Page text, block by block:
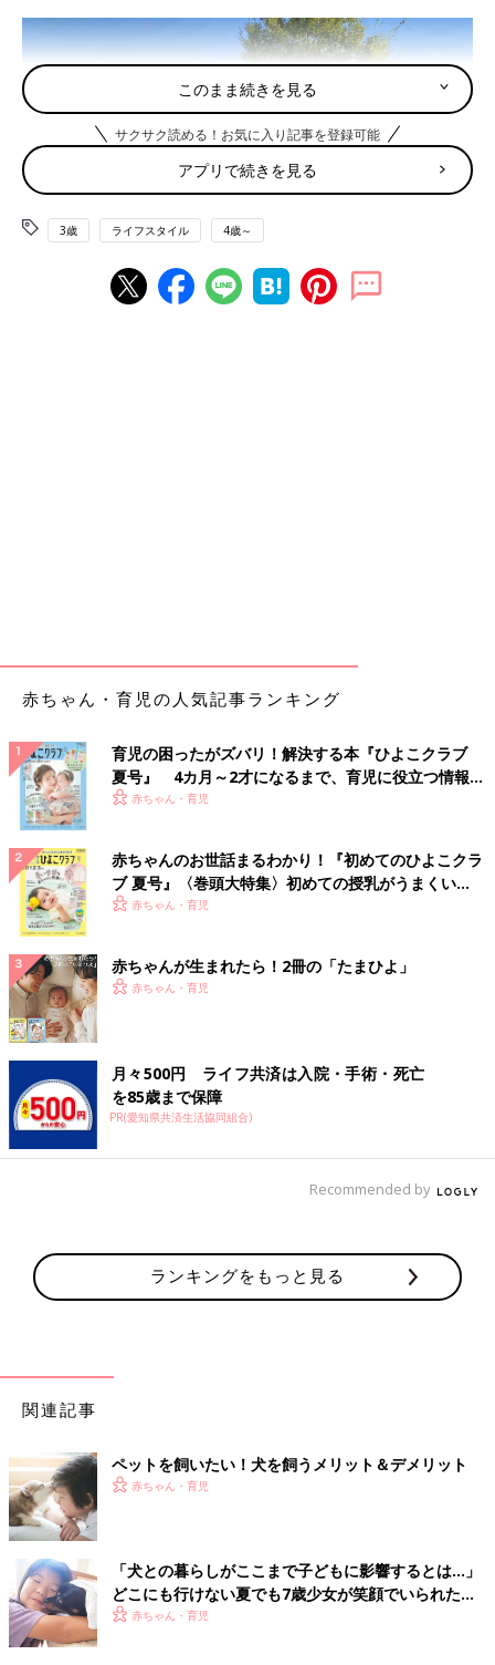
メロディちゃん（0才／キャバリア・キング・チャールズ・スパニエル）、瀧くん
「娘と息子にとって、愛犬のメロディは年の近い妹のような存在
です。いつも３人（2人と1匹）で工夫して、お店やさんごっこな
どをして遊んでいます。姉弟だけだと喧嘩が絶えないのですが、
メロディが加わると、不思議と互いを思いやる様子が見えます。
自然と優しい気持ちになれているようです」
お互いがお互いの面倒を
ルナちゃん（17才／エジプシャンマウ）、はるくん（５才）
「わが家の場合、息子と飼い猫のルナはお互いがお互いの面倒を
見てあげているつもりでいます。ルナのほうがずっと年上なんで
すが、息子はルナに絵本を読んであげたり、工作で段ボールのお
このまま続きを見る
サクサク読める！お気に入り記事を登録可能
アプリで続きを見る
3歳 ライフスタイル 4歳～
赤ちゃん・育児の人気記事ランキング
育児の困ったがズバリ！解決する本『ひよこクラブ
夏号』 4カ月～2才になるまで、育児に役立つ情報が
いっぱい！
赤ちゃん・育児
赤ちゃんのお世話まるわかり！『初めてのひよこクラ
ブ 夏号』〈巻頭大特集〉初めての授乳がうまくい
く！ おっぱい・ミルクの基本と夏のトラブル 解決テ
赤ちゃん・育児
赤ちゃんが生まれたら！2冊の「たまひよ」
赤ちゃん・育児
月々500円 ライフ共済は入院・手術・死亡
を85歳まで保障
PR(愛知県共済生活協同組合)
Recommended by
ランキングをもっと見る
関連記事
ペットを飼いたい！犬を飼うメリット＆デメリット
赤ちゃん・育児
「犬との暮らしがここまで子どもに影響するとは…」
どこにも行けない夏でも7歳少女が笑顔でいられた理
由 赤ちゃん・育児